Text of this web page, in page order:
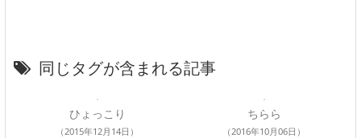
同じタグが含まれる記事
ひょっこり
（2015年12月14日）
ちらら
（2016年10月06日）